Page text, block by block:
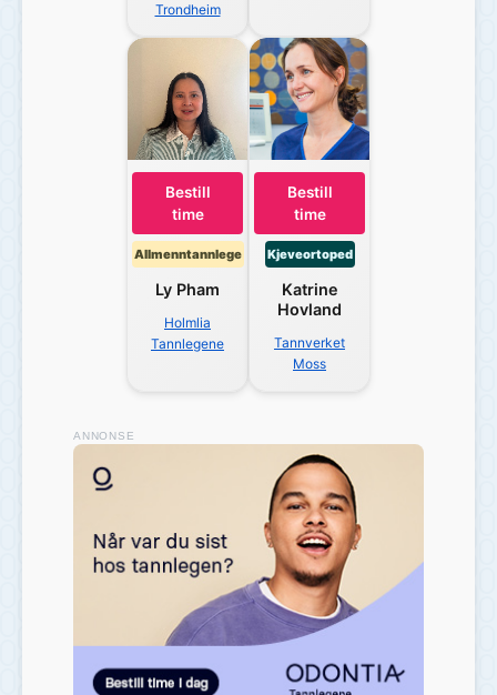
Trondheim
Bestill
time
Allmenntannlege
Ly Pham
Holmlia
Tannlegene
Bestill
time
Kjeveortoped
Katrine
Hovland
Tannverket
Moss
ANNONSE